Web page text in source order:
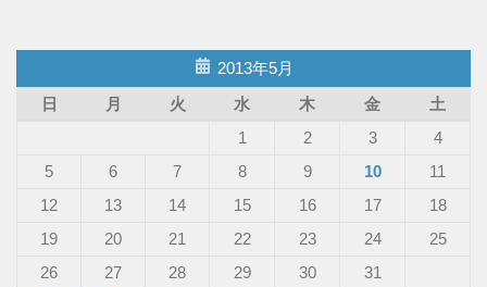
2013年5月
日
月 火 水 木 金
土
1
2 3
4
5
6 7 8 9 10
11
12
13 14 15 16 17
18
19
20 21 22 23 24
25
26
27 28 29 30
31